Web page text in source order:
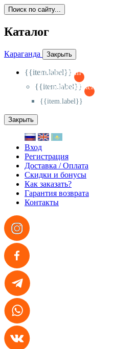
Поиск по сайту...
Каталог
Караганда Закрыть
{{item.label}}
{{activeItem==item.id?'-
{{item.label}}
{{activeSubitem==item.id?'-
{{item.label}}
Закрыть
Вход
Регистрация
Доставка / Оплата
Скидки и бонусы
Как заказать?
Гарантия возврата
Контакты